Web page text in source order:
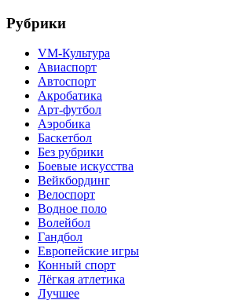
Рубрики
VM-Культура
Авиаспорт
Автоспорт
Акробатика
Арт-футбол
Аэробика
Баскетбол
Без рубрики
Боевые искусства
Вейкбординг
Велоспорт
Водное поло
Волейбол
Гандбол
Европейские игры
Конный спорт
Лёгкая атлетика
Лучшее